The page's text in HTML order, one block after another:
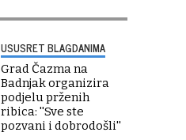
USUSRET BLAGDANIMA
Grad Čazma na
Badnjak organizira
podjelu prženih
ribica: ''Sve ste
pozvani i dobrodošli''